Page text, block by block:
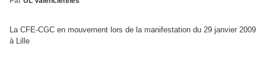
La CFE-CGC en mouvement lors de la manifestation du 29 janvier 2009
à Lille